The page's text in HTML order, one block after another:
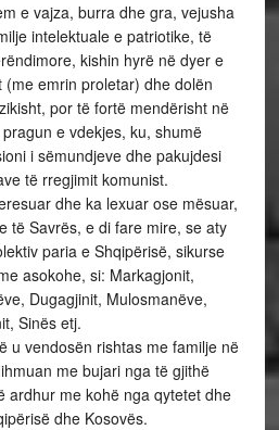
e vajza, burra dhe gra, vejusha
intelektuale e patriotike, të
kishin hyrë në dyer e
emrin proletar) dhe dolën
por të fortë mendërisht në
e vdekjes, ku, shumë
i sëmundjeve dhe pakujdesi
të rregjimit komunist.
dhe ka lexuar ose mësuar,
të Savrës, e di fare mire, se aty
paria e Shqipërisë, sikurse
asokohe, si: Markagjonit,
Dugagjinit, Mulosmanëve,
Sinës etj.
u vendosën rishtas me familje në
me bujari nga të gjithë
ardhur me kohë nga qytetet dhe
dhe Kosovës.